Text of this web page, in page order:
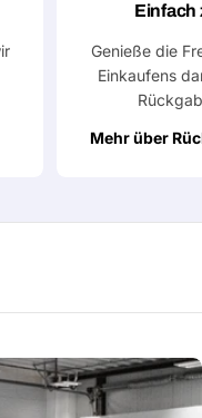
Einfach
Genieße die
Einkaufens
Mehr über